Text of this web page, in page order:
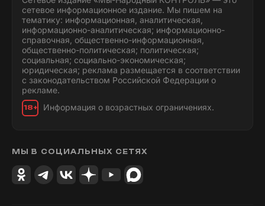
сетевое информационное издание. Мы пишем на
тематику: информационная, аналитическая,
информационно-аналитическая; информационно-
справочная, общественно-информационная,
общественно-политическая; политическая;
социальная; социально-экономическая;
юридическая; реклама размещается в соответствии
с законодательством Российской Федерации о
рекламе.
18+ Информация о возрастных ограничениях.
МЫ В СОЦИАЛЬНЫХ СЕТЯХ